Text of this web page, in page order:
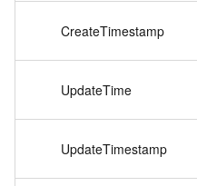
CreateTimestamp
UpdateTime
UpdateTimestamp